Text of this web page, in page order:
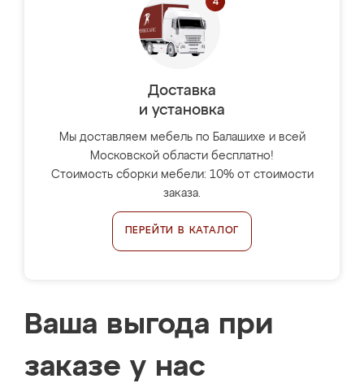
Доставка
и установка
Мы доставляем мебель по Балашихе и всей
Московской области бесплатно!
Стоимость сборки мебели: 10% от стоимости
заказа.
ПЕРЕЙТИ В КАТАЛОГ
Ваша выгода при
заказе у нас